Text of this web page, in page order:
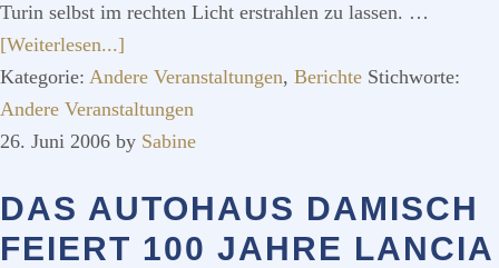
Turin selbst im rechten Licht erstrahlen zu lassen. …
[Weiterlesen...]
Lancia
Torino
04.
09.
Sept.
Kategorie: Andere Veranstaltungen, Berichte Stichworte:
Andere Veranstaltungen
26. Juni 2006 by Sabine
DAS AUTOHAUS DAMISCH
FEIERT 100 JAHRE LANCIA